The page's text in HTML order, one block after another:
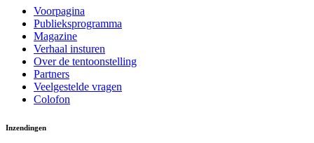
Voorpagina
Publieksprogramma
Magazine
Verhaal insturen
Over de tentoonstelling
Partners
Veelgestelde vragen
Colofon
Inzendingen